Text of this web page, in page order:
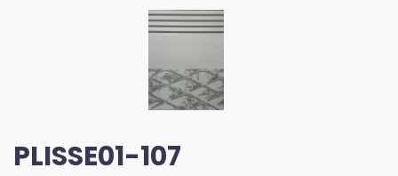
PLISSE01-107